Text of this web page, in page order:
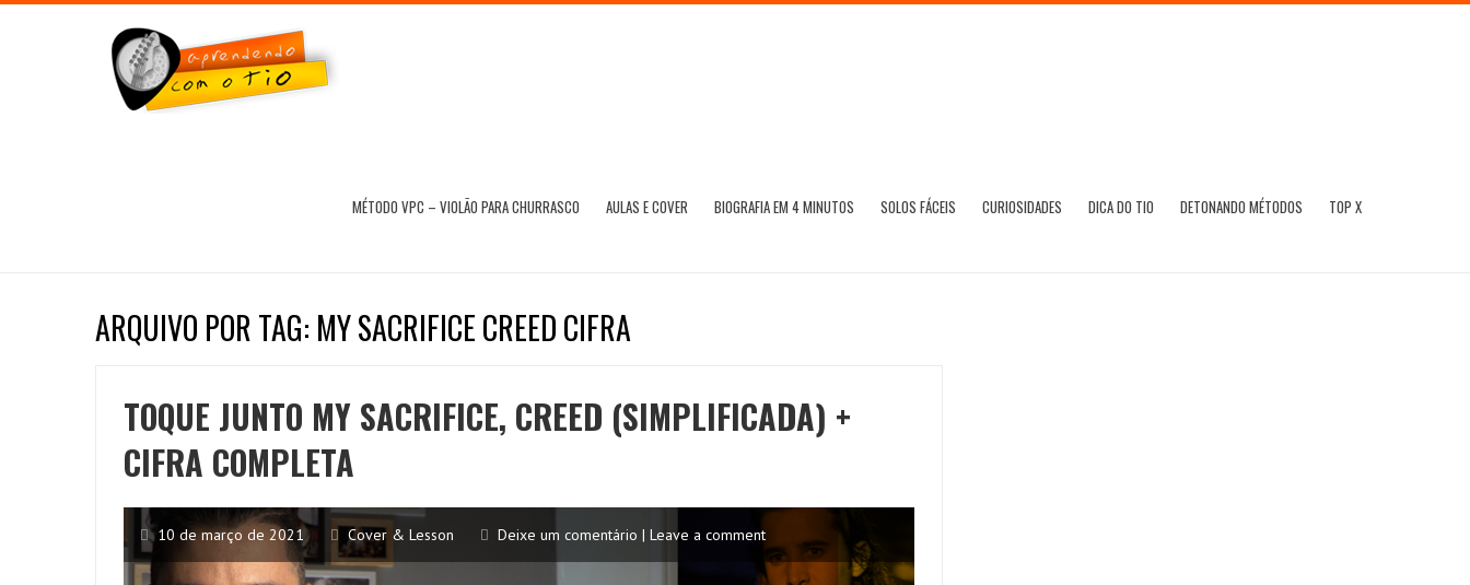
MÉTODO VPC – VIOLÃO PARA CHURRASCO AULAS E COVER BIOGRAFIA EM 4 MINUTOS SOLOS FÁCEIS CURIOSIDADES DICA DO TIO DETONANDO MÉTODOS TOP X
ARQUIVO POR TAG: MY SACRIFICE CREED CIFRA
TOQUE JUNTO MY SACRIFICE, CREED (SIMPLIFICADA) +
CIFRA COMPLETA
10 de março de 2021 Cover & Lesson Deixe um comentário | Leave a comment